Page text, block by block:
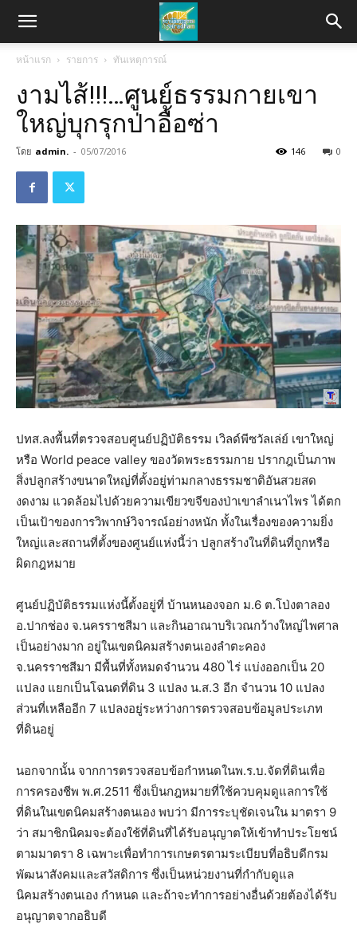
หน้าแรก รายการ ทันเหตุการณ์
งามไส้!!!…ศูนย์ธรรมกายเขา
ใหญ่บุกรุกป่าอื้อซ่า
โดย admin. - 05/07/2016 0
146
ปทส.ลงพื้นที่ตรวจสอบศูนย์ปฏิบัติธรรม เวิลด์พีซวัลเล่ย์ เขาใหญ่
หรือ World peace valley ของวัดพระธรรมกาย ปรากฎเป็นภาพ
สิ่งปลูกสร้างขนาดใหญ่ที่ตั้งอยู่ท่ามกลางธรรมชาติอันสวยสด
งดงาม แวดล้อมไปด้วยความเขียวขจีของป่าเขาลำเนาไพร ได้ตก
เป็นเป้าของการวิพากษ์วิจารณ์อย่างหนัก ทั้งในเรื่องของความยิ่ง
ใหญ่และสถานที่ตั้งของศูนย์แห่งนี้ว่า ปลูกสร้างในที่ดินที่ถูกหรือ
ผิดกฎหมาย
ศูนย์ปฏิบัติธรรมแห่งนี้ตั้งอยู่ที่ บ้านหนองจอก ม.6 ต.โป่งตาลอง
อ.ปากช่อง จ.นครราชสีมา และกินอาณาบริเวณกว้างใหญ่ไพศาล
เป็นอย่างมาก อยู่ในเขตนิคมสร้างตนเองลำตะคอง
จ.นครราชสีมา มีพื้นที่ทั้งหมดจำนวน 480 ไร่ แบ่งออกเป็น 20
แปลง แยกเป็นโฉนดที่ดิน 3 แปลง น.ส.3 อีก จำนวน 10 แปลง
ส่วนที่เหลืออีก 7 แปลงอยู่ระหว่างการตรวจสอบข้อมูลประเภท
ที่ดินอยู่
นอกจากนั้น จากการตรวจสอบข้อกำหนดในพ.ร.บ.จัดที่ดินเพื่อ
การครองชีพ พ.ศ.2511 ซึ่งเป็นกฎหมายที่ใช้ควบคุมดูแลการใช้
ที่ดินในเขตนิคมสร้างตนเอง พบว่า มีการระบุชัดเจนใน มาตรา 9
ว่า สมาชิกนิคมจะต้องใช้ที่ดินที่ได้รับอนุญาตให้เข้าทําประโยชน์
ตามมาตรา 8 เฉพาะเพื่อทําการเกษตรตามระเบียบที่อธิบดีกรม
พัฒนาสังคมและสวัสดิการ ซึ่งเป็นหน่วยงานที่กำกับดูแล
นิคมสร้างตนเอง กําหนด และถ้าจะทําการอย่างอื่นด้วยต้องได้รับ
อนุญาตจากอธิบดี